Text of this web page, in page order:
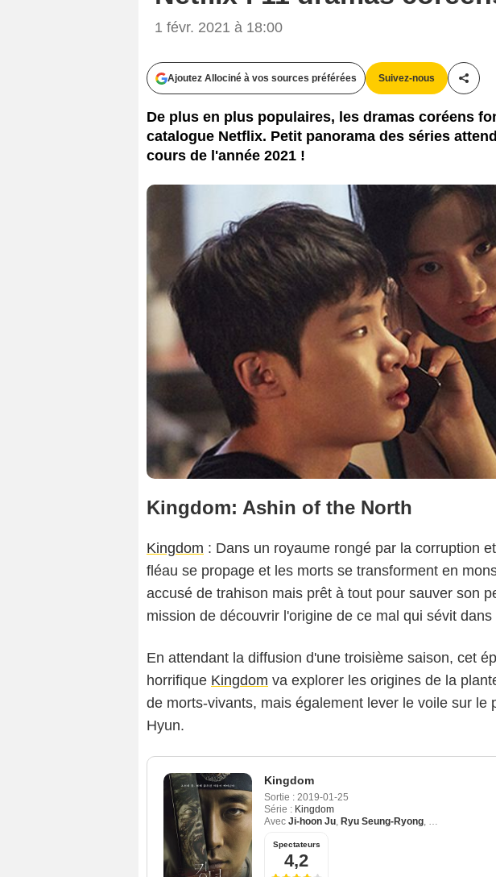
1 févr. 2021 à 18:00
Ajoutez Allociné à vos sources préférées Suivez-nous
De plus en plus populaires, les dramas coréens
catalogue Netflix. Petit panorama des séries
cours de l'année 2021 !
Kingdom: Ashin of the North
Kingdom : Dans un royaume rongé par la corruption
fléau se propage et les morts se transforment en
accusé de trahison mais prêt à tout pour sauver son
mission de découvrir l'origine de ce mal qui sévit dans
En attendant la diffusion d'une troisième saison, cet
horrifique Kingdom va explorer les origines de la
de morts-vivants, mais également lever le voile sur le
Hyun.
Kingdom
Sortie : 2019-01-25
Série : Kingdom
Avec Ji-hoon Ju, Ryu Seung-Ryong, Doona Bae
Spectateurs
4,2